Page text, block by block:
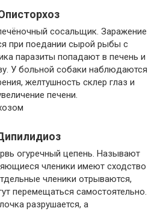
сосальщик. Заражение
при поедании сырой рыбы с
паразиты попадают в печень и
У больной собаки наблюдаются
желтушность склер глаз и
печени.
огуречный цепень. Называют
членики имеют сходство
членики отрываются,
перемещаться самостоятельно.
разрушается, а